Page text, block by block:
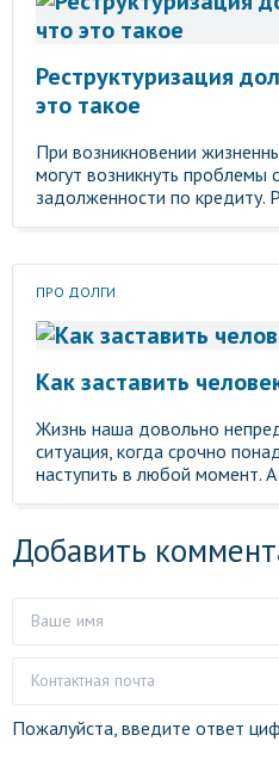
Реструктуризация
это такое
При возникновении
могут возникнуть проблемы
задолженности по кредиту.
ПРО ДОЛГИ
Как заставить
Жизнь наша довольно
ситуация, когда срочно
наступить в любой момент. А
Добавить
Пожалуйста, введите ответ